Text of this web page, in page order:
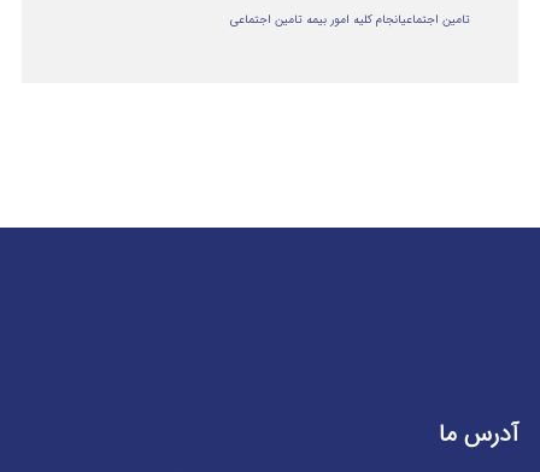
تامین اجتماعیانجام کلیه امور بیمه تامین اجتماعی
آدرس ما